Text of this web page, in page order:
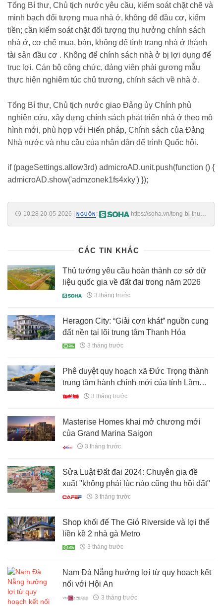
Tổng Bí thư, Chủ tịch nước yêu cầu, kiểm soát chặt chẽ và
minh bạch đối tượng mua nhà ở, không để đầu cơ, kiếm
tiền; cần kiểm soát chặt đối tượng thụ hưởng chính sách
nhà ở, cơ chế mua, bán, không để tình trạng nhà ở thành
tài sản đầu cơ . Không để chính sách nhà ở bị lợi dụng để
trục lợi. Cán bộ công chức, đảng viên phải gương mẫu
thực hiện nghiêm túc chủ trương, chính sách về nhà ở.
Tổng Bí thư, Chủ tịch nước giao Đảng ủy Chính phủ
nghiên cứu, xây dựng chính sách phát triển nhà ở theo mô
hình mới, phù hợp với Hiến pháp, Chính sách của Đảng
Nhà nước và nhu cầu của nhân dân để trình Quốc hội.
if (pageSettings.allow3rd) admicroAD.unit.push(function () {
admicroAD.show('admzonek1fs4xky') });
10:28 20-05-2026 NGUỒN :
https://soha.vn/tong-bi-thu-
CÁC TIN KHÁC
Thủ tướng yêu cầu hoàn thành cơ sở dữ
liệu quốc gia về đất đai trong năm 2026
3 tháng trước
Heragon City: “Giải cơn khát” nguồn cung
đất nền tại lõi trung tâm Thanh Hóa
3 tháng trước
Phê duyệt quy hoạch xã Đức Trọng thành
trung tâm hành chính mới của tỉnh Lâm
Đồng
3 tháng trước
Masterise Homes khai mở chương mới
của Grand Marina Saigon
3 tháng trước
Sửa Luật Đất đai 2024: Chuyên gia đề
xuất "không phải lúc nào cũng thu hồi đất"
3 tháng trước
Shop khối đế The Gió Riverside và lợi thế
liền kề 2 nhà gà Metro
3 tháng trước
Nam Đà Nẵng hưởng lợi từ quy hoạch kết
nối với Hội An
3 tháng trước